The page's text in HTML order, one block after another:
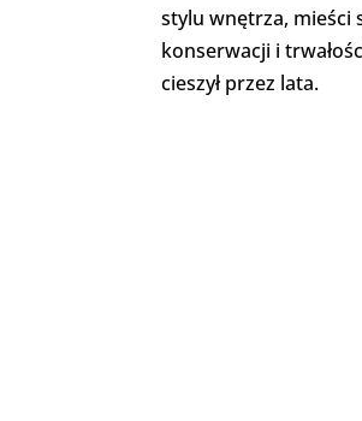
stylu wnętrza, mieści
konserwacji i
cieszył przez lata.